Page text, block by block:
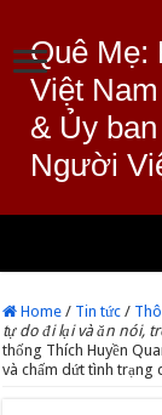
Quê Mẹ:
Việt Nam
& Ủy
Người
Home / Tin tức /
tự do đi lại và ăn nói,
thống Thích Huyền
và chấm dứt tình trạng